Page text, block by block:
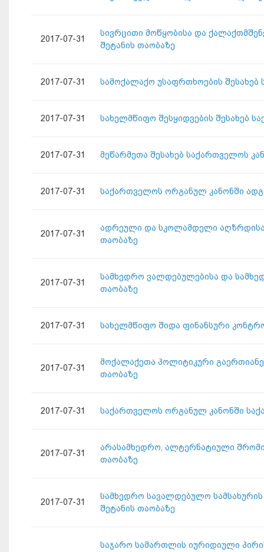
2017-07-31
სივრცითი მოწყობისა და
შეტანის თაობაზე
2017-07-31 სამოქალაქო უსაფრთხოების
2017-07-31 სახელმწიფო შესყიდვების შესახებ
2017-07-31 მეწარმეთა შესახებ საქართველოს
2017-07-31 საქართველოს ორგანულ კანონში
2017-07-31
ადრეული და სკოლამდელი აღზრდისა
თაობაზე
2017-07-31
სამხედრო ვალდებულებისა და
თაობაზე
2017-07-31 სახელმწიფო შიდა ფინანსური
2017-07-31
მოქალაქეთა პოლიტიკური
თაობაზე
2017-07-31 საქართველოს ორგანულ კანონში
2017-07-31
არასამხედრო, ალტერნატიული
თაობაზე
2017-07-31
სამხედრო სავალდებულო
შეტანის თაობაზე
საჯარო სამართლის იურიდიული